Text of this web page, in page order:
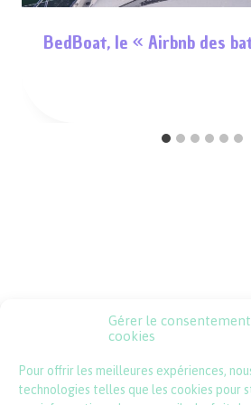
Gérer le
cookies
Pour offrir les meilleures expériences,
technologies telles que les cookies pour
BedBoat, le « Airbnb des